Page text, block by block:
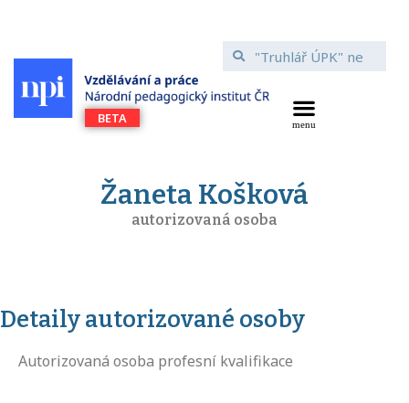
Žaneta Košková
autorizovaná osoba
Detaily autorizované osoby
Autorizovaná osoba profesní kvalifikace